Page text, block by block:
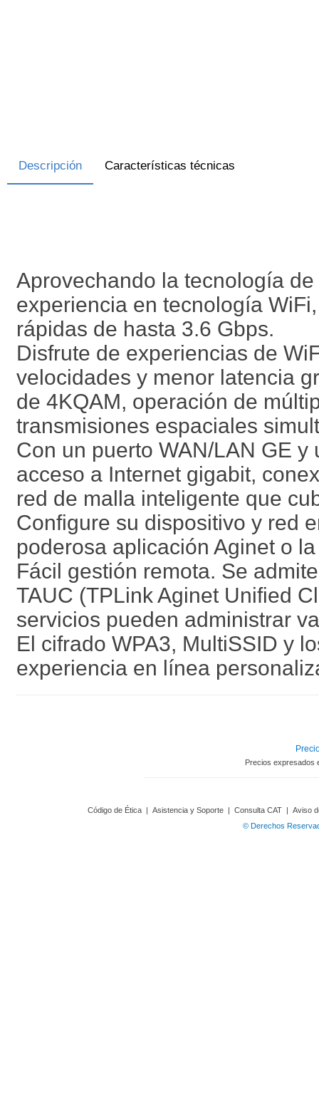
Descripción Características técnicas
Aprovechando la tecnología
experiencia en tecnología
rápidas de hasta 3.6 Gbps.
Disfrute de experiencias de
velocidades y menor latencia
de 4KQAM, operación de
transmisiones espaciales
Con un puerto WAN/LAN GE
acceso a Internet gigabit,
red de malla inteligente que
Configure su dispositivo y red
poderosa aplicación Aginet o
Fácil gestión remota. Se
TAUC (TPLink Aginet Unified
servicios pueden administrar
El cifrado WPA3, MultiSSID y
experiencia en línea
Precios expresados
Código de Ética | Asistencia y Soporte | Consulta CAT | Aviso
© Derechos